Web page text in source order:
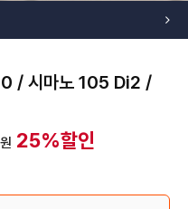
/ 시마노 105 Di2 /
원 25%할인